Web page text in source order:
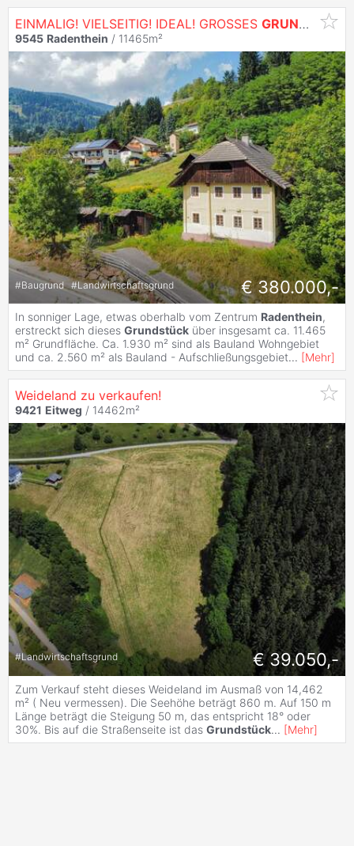
EINMALIG! VIELSEITIG! IDEAL! GROSSES GRUNDSTÜCK
9545 Radenthein / 11465m²
#Baugrund #Landwirtschaftsgrund € 380.000,-
In sonniger Lage, etwas oberhalb vom Zentrum Radenthein,
erstreckt sich dieses Grundstück über insgesamt ca. 11.465
m² Grundfläche. Ca. 1.930 m² sind als Bauland Wohngebiet
und ca. 2.560 m² als Bauland - Aufschließungsgebiet... [Mehr]
Weideland zu verkaufen!
9421 Eitweg / 14462m²
#Landwirtschaftsgrund € 39.050,-
Zum Verkauf steht dieses Weideland im Ausmaß von 14,462
m² ( Neu vermessen). Die Seehöhe beträgt 860 m. Auf 150 m
Länge beträgt die Steigung 50 m, das entspricht 18° oder
30%. Bis auf die Straßenseite ist das Grundstück... [Mehr]